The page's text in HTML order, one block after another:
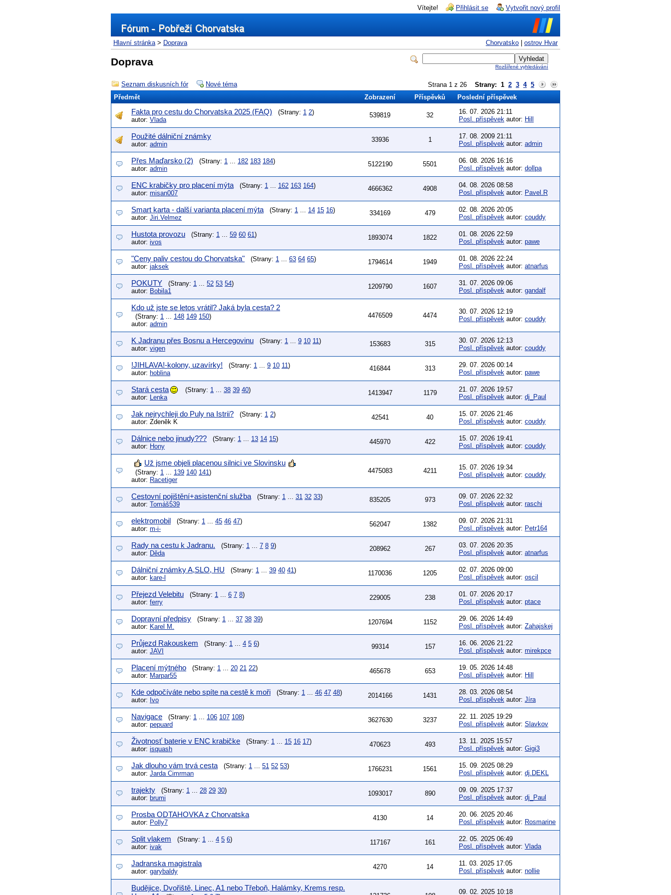
Vítejte! Přihlásit se Vytvořit nový profil
Chorvatsko ostrov Hvar
Hlavní stránka> Doprava
Rozšířené vyhledávání
Doprava
Strana 1 z 26 Strany: 1 2 3 4 5
Seznam diskusních fór
Nové téma
Předmět
Zobrazení Příspěvků Poslední příspěvek
Fakta pro cestu do Chorvatska 2025 (FAQ) (Strany: 1 2)
autor: Vlada
539819 32
16. 07. 2026 21:11
Posl. příspěvek autor: Hill
Použité dálniční známky
autor: admin
33936 1
17. 08. 2009 21:11
Posl. příspěvek autor: admin
Přes Maďarsko (2) (Strany: 1 ... 182 183 184)
autor: admin
5122190 5501
06. 08. 2026 16:16
Posl. příspěvek autor: dollpa
ENC krabičky pro placení mýta (Strany: 1 ... 162 163 164)
autor: misan007
4666362 4908
04. 08. 2026 08:58
Posl. příspěvek autor: Pavel.R
Smart karta - další varianta placení mýta (Strany: 1 ... 14 15 16)
autor: Jiri.Velmez
334169 479
02. 08. 2026 20:05
Posl. příspěvek autor: couddy
Hustota provozu (Strany: 1 ... 59 60 61)
autor: ivos
1893074 1822
01. 08. 2026 22:59
Posl. příspěvek autor: pawe
"Ceny paliv cestou do Chorvatska" (Strany: 1 ... 63 64 65)
autor: jaksek
1794614 1949
01. 08. 2026 22:24
Posl. příspěvek autor: atnarfus
POKUTY (Strany: 1 ... 52 53 54)
autor: Bobila1
1209790 1607
31. 07. 2026 09:06
Posl. příspěvek autor: gandalf
Kdo už jste se letos vrátil? Jaká byla cesta? 2
(Strany: 1 ... 148 149 150)
autor: admin
4476509 4474
30. 07. 2026 12:19
Posl. příspěvek autor: couddy
K Jadranu přes Bosnu a Hercegovinu (Strany: 1 ... 9 10 11)
autor: vigen
153683 315
30. 07. 2026 12:13
Posl. příspěvek autor: couddy
!JIHLAVA!-kolony, uzavírky! (Strany: 1 ... 9 10 11)
autor: hoblina
416844 313
29. 07. 2026 00:14
Posl. příspěvek autor: pawe
Stará cesta (Strany: 1 ... 38 39 40)
autor: Lenka
1413947 1179
21. 07. 2026 19:57
Posl. příspěvek autor: dj_Paul
Jak nejrychleji do Puly na Istrii? (Strany: 1 2)
autor: Zdeněk K
42541 40
15. 07. 2026 21:46
Posl. příspěvek autor: couddy
Dálnice nebo jinudy??? (Strany: 1 ... 13 14 15)
autor: Hony
445970 422
15. 07. 2026 19:41
Posl. příspěvek autor: couddy
Už jsme objeli placenou silnici ve Slovinsku
(Strany: 1 ... 139 140 141)
autor: Racetiger
4475083 4211
15. 07. 2026 19:34
Posl. příspěvek autor: couddy
Cestovní pojištění+asistenční služba (Strany: 1 ... 31 32 33)
autor: Tomáš539
835205 973
09. 07. 2026 22:32
Posl. příspěvek autor: raschi
elektromobil (Strany: 1 ... 45 46 47)
autor: m-i-
562047 1382
09. 07. 2026 21:31
Posl. příspěvek autor: Petr164
Rady na cestu k Jadranu. (Strany: 1 ... 7 8 9)
autor: Děda
208962 267
03. 07. 2026 20:35
Posl. příspěvek autor: atnarfus
Dálniční známky A,SLO, HU (Strany: 1 ... 39 40 41)
autor: kare-l
1170036 1205
02. 07. 2026 09:00
Posl. příspěvek autor: oscil
Přejezd Velebitu (Strany: 1 ... 6 7 8)
autor: ferry
229005 238
01. 07. 2026 20:17
Posl. příspěvek autor: ptace
Dopravní předpisy (Strany: 1 ... 37 38 39)
autor: Karel M.
1207694 1152
29. 06. 2026 14:49
Posl. příspěvek autor: Zahajskej
Průjezd Rakouskem (Strany: 1 ... 4 5 6)
autor: JAVI
99314 157
16. 06. 2026 21:22
Posl. příspěvek autor: mirekpce
Placení mýtného (Strany: 1 ... 20 21 22)
autor: Marpar55
465678 653
19. 05. 2026 14:48
Posl. příspěvek autor: Hill
Kde odpočíváte nebo spíte na cestě k moři (Strany: 1 ... 46 47 48)
autor: Ivo
2014166 1431
28. 03. 2026 08:54
Posl. příspěvek autor: Jíra
Navigace (Strany: 1 ... 106 107 108)
autor: pepuard
3627630 3237
22. 11. 2025 19:29
Posl. příspěvek autor: Slavkov
Životnosť baterie v ENC krabičke (Strany: 1 ... 15 16 17)
autor: isquash
470623 493
13. 11. 2025 15:57
Posl. příspěvek autor: Gigi3
Jak dlouho vám trvá cesta (Strany: 1 ... 51 52 53)
autor: Jarda Cimrman
1766231 1561
15. 09. 2025 08:29
Posl. příspěvek autor: dj.DEKL
trajekty (Strany: 1 ... 28 29 30)
autor: brumi
1093017 890
09. 09. 2025 17:37
Posl. příspěvek autor: dj_Paul
Prosba ODTAHOVKA z Chorvatska
autor: Polly7
4130 14
20. 06. 2025 20:46
Posl. příspěvek autor: Rosmarine
Split vlakem (Strany: 1 ... 4 5 6)
autor: ivak
117167 161
22. 05. 2025 06:49
Posl. příspěvek autor: Vlada
Jadranska magistrala
autor: garybaldy
4270 14
11. 03. 2025 17:05
Posl. příspěvek autor: nollie
Budějice, Dvořiště, Linec, A1 nebo Třeboň, Halámky, Krems resp.
09. 02. 2025 10:18